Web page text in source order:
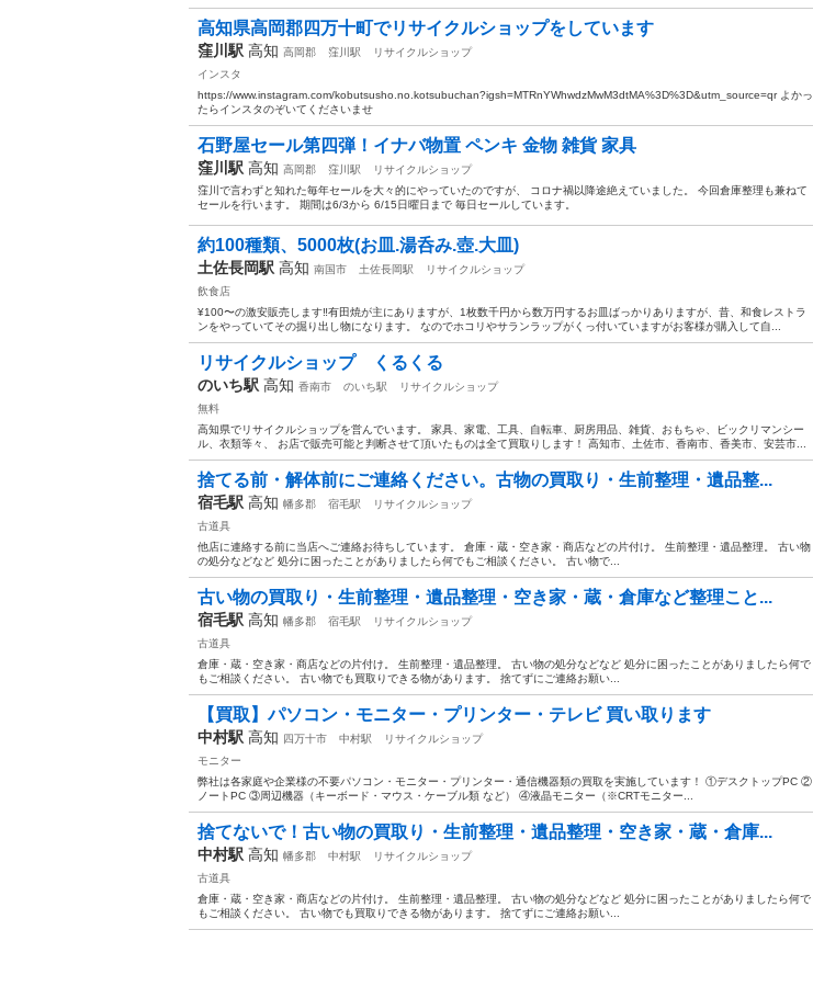
高知県高岡郡四万十町でリサイクルショップをしています
窪川駅 高知 高岡郡 窪川駅
リサイクルショップ
インスタ
https://www.instagram.com/kobutsusho.no.kotsubuchan?igsh=MTRnYWhwdzMwM3dtMA%3D%3D&utm_source=qr よかっ
たらインスタのぞいてくださいませ
石野屋セール第四弾！イナバ物置 ペンキ 金物 雑貨 家具
窪川駅 高知 高岡郡 窪川駅
リサイクルショップ
窪川で言わずと知れた毎年セールを大々的にやっていたのですが、 コロナ禍以降途絶えていました。 今回倉庫整理も兼ねて
セールを行います。 期間は6/3から 6/15日曜日まで 毎日セールしています。
約100種類、5000枚(お皿.湯呑み.壺.大皿)
土佐長岡駅 高知 南国市 土佐長岡駅
リサイクルショップ
飲食店
¥100〜の激安販売します‼️有田焼が主にありますが、1枚数千円から数万円するお皿ばっかりありますが、昔、和食レストラ
ンをやっていてその掘り出し物になります。 なのでホコリやサランラップがくっ付いていますがお客様が購入して自...
リサイクルショップ くるくる
のいち駅 高知 香南市 のいち駅
リサイクルショップ
無料
高知県でリサイクルショップを営んでいます。 家具、家電、工具、自転車、厨房用品、雑貨、おもちゃ、ビックリマンシー
ル、衣類等々、 お店で販売可能と判断させて頂いたものは全て買取りします！ 高知市、土佐市、香南市、香美市、安芸市...
捨てる前・解体前にご連絡ください。古物の買取り・生前整理・遺品整...
宿毛駅 高知 幡多郡 宿毛駅
リサイクルショップ
古道具
他店に連絡する前に当店へご連絡お待ちしています。 倉庫・蔵・空き家・商店などの片付け。 生前整理・遺品整理。 古い物
の処分などなど 処分に困ったことがありましたら何でもご相談ください。 古い物で...
古い物の買取り・生前整理・遺品整理・空き家・蔵・倉庫など整理こと...
宿毛駅 高知 幡多郡 宿毛駅
リサイクルショップ
古道具
倉庫・蔵・空き家・商店などの片付け。 生前整理・遺品整理。 古い物の処分などなど 処分に困ったことがありましたら何で
もご相談ください。 古い物でも買取りできる物があります。 捨てずにご連絡お願い...
【買取】パソコン・モニター・プリンター・テレビ 買い取ります
中村駅 高知 四万十市 中村駅
リサイクルショップ
モニター
弊社は各家庭や企業様の不要パソコン・モニター・プリンター・通信機器類の買取を実施しています！ ①デスクトップPC ②
ノートPC ③周辺機器（キーボード・マウス・ケーブル類 など） ④液晶モニター（※CRTモニター...
捨てないで！古い物の買取り・生前整理・遺品整理・空き家・蔵・倉庫...
中村駅 高知 幡多郡 中村駅
リサイクルショップ
古道具
倉庫・蔵・空き家・商店などの片付け。 生前整理・遺品整理。 古い物の処分などなど 処分に困ったことがありましたら何で
もご相談ください。 古い物でも買取りできる物があります。 捨てずにご連絡お願い...